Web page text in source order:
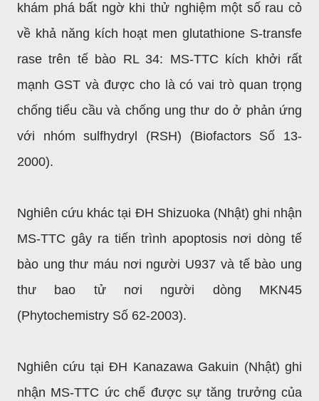
khám phá bất ngờ khi thử nghiệm một số rau cỏ
về khả năng kích hoạt men glutathione S-transfe
rase trên tế bào RL 34: MS-TTC kích khởi rất
mạnh GST và được cho là có vai trò quan trọng
chống tiểu cầu và chống ung thư do ở phản ứng
với nhóm sulfhydryl (RSH) (Biofactors Số 13-
2000).
Nghiên cứu khác tại ĐH Shizuoka (Nhật) ghi nhận
MS-TTC gây ra tiến trình apoptosis nơi dòng tế
bào ung thư máu nơi người U937 và tế bào ung
thư bao tử nơi người dòng MKN45
(Phytochemistry Số 62-2003).
Nghiên cứu tại ĐH Kanazawa Gakuin (Nhật) ghi
nhận MS-TTC ức chế được sự tăng trưởng của